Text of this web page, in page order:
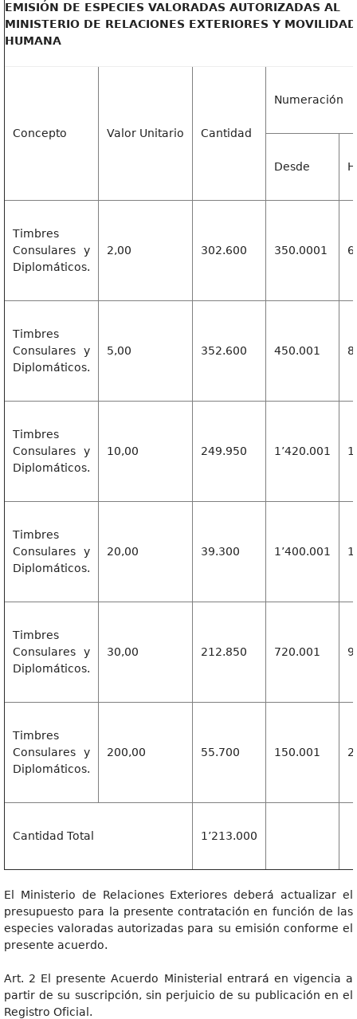
EMISIÓN DE ESPECIES VALORADAS AUTORIZADAS AL
MINISTERIO DE RELACIONES EXTERIORES Y MOVILIDAD
HUMANA
Concepto Valor Unitario Cantidad
Numeración
Desde
Timbres
Consulares y
Diplomáticos.
2,00 302.600 350.0001
Timbres
Consulares y
Diplomáticos.
5,00 352.600 450.001
Timbres
Consulares y
Diplomáticos.
10,00 249.950 1’420.001
Timbres
Consulares y
Diplomáticos.
20,00 39.300 1’400.001
Timbres
Consulares y
Diplomáticos.
30,00 212.850 720.001
Timbres
Consulares y
Diplomáticos.
200,00 55.700 150.001
Cantidad Total 1’213.000
El Ministerio de Relaciones Exteriores deberá actualizar el
presupuesto para la presente contratación en función de las
especies valoradas autorizadas para su emisión conforme el
presente acuerdo.
Art. 2 El presente Acuerdo Ministerial entrará en vigencia a
partir de su suscripción, sin perjuicio de su publicación en el
Registro Oficial.